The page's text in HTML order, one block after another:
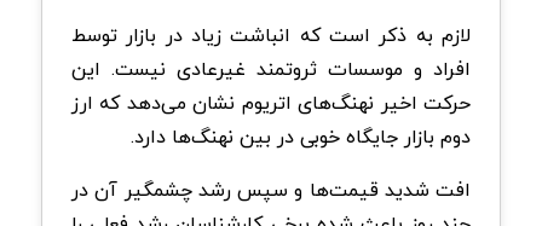
لازم به ذکر است که انباشت زیاد در بازار توسط
افراد و موسسات ثروتمند غیرعادی نیست. این
حرکت اخیر نهنگ‌های اتریوم نشان می‌دهد که ارز
دوم بازار جایگاه خوبی در بین نهنگ‌ها دارد.
افت شدید قیمت‌ها و سپس رشد چشمگیر آن در